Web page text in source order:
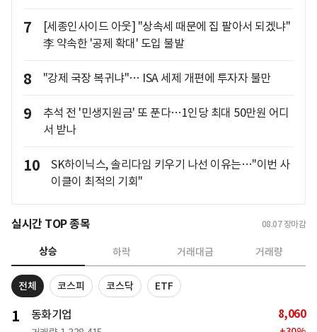
7
[세종인사이드 아웃] "상속세 때문에 집 팔아서 되겠냐"
李 약속한 '공제 확대' 도입 불발
8 "강제 국장 복귀냐"… ISA 세제 개편에 투자자 불만
9
추석 전 '민생지원금' 또 푼다…1인당 최대 50만원 어디
서 받나
10
SK하이닉스, 솔리다임 키우기 나선 이유는…"이번 사
이클이 최적의 기회"
실시간 TOP 종목 08.07 장마감
상승 하락 거래대금 거래량
전체 코스피 코스닥 ETF
1 동화기업 8,060